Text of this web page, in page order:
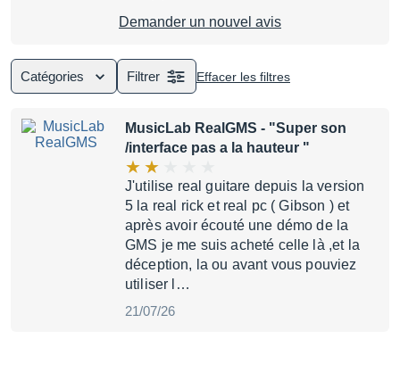
Demander un nouvel avis
Catégories Filtrer Effacer les filtres
MusicLab RealGMS - "Super son
/interface pas a la hauteur "
J'utilise real guitare depuis la version
5 la real rick et real pc ( Gibson ) et
après avoir écouté une démo de la
GMS je me suis acheté celle là ,et la
déception, la ou avant vous pouviez
utiliser l…
21/07/26